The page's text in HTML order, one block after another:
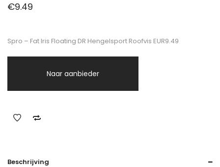
€9.49
Spro – Fat Iris Floating DR Hengelsport Roofvis EUR9.49
Naar aanbieder
Beschrijving